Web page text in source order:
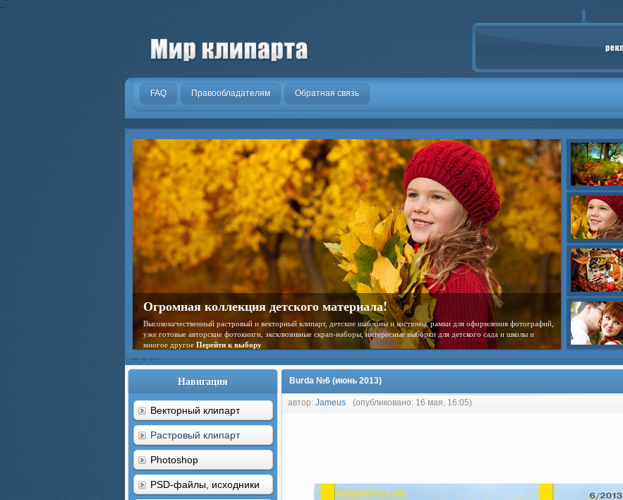
.
FAQ Правообладателям Обратная связь
Огромная коллекция детского материала!
Высококачественный растровый и векторный клипарт, детские шаблоны и костюмы, рамки для оформления фотографий,
уже готовые авторские фотокниги, эксклюзивные скрап-наборы, интересные выборки для детского сада и школы и
многое другое Перейти к выбору
Навигация
Векторный клипарт
Растровый клипарт
Photoshop
PSD-файлы, исходники
Burda №6 (июнь 2013)
автор: Jameus (опубликовано: 16 мая, 16:05)